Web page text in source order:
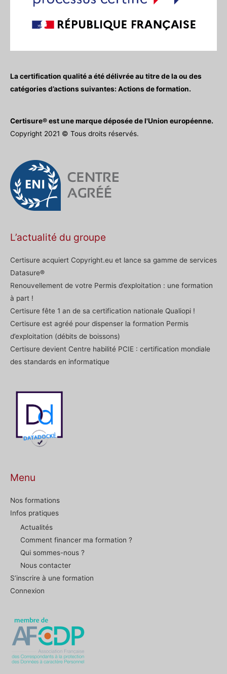
La certification qualité a été délivrée au titre de la ou des
catégories d’actions suivantes: Actions de formation.
Certisure® est une marque déposée de l'Union européenne.
Copyright 2021 © Tous droits réservés.
L’actualité du groupe
Certisure acquiert Copyright.eu et lance sa gamme de services
Datasure®
Renouvellement de votre Permis d’exploitation : une formation
à part !
Certisure fête 1 an de sa certification nationale Qualiopi !
Certisure est agréé pour dispenser la formation Permis
d’exploitation (débits de boissons)
Certisure devient Centre habilité PCIE : certification mondiale
des standards en informatique
Menu
Nos formations
Infos pratiques
Actualités
Comment financer ma formation ?
Qui sommes-nous ?
Nous contacter
S’inscrire à une formation
Connexion